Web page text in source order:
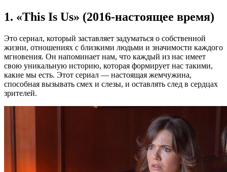
1. «This Is Us» (2016-настоящее время)
Это сериал, который заставляет задуматься о собственной
жизни, отношениях с близкими людьми и значимости каждого
мгновения. Он напоминает нам, что каждый из нас имеет
свою уникальную историю, которая формирует нас такими,
какие мы есть. Этот сериал — настоящая жемчужина,
способная вызывать смех и слезы, и оставлять след в сердцах
зрителей.